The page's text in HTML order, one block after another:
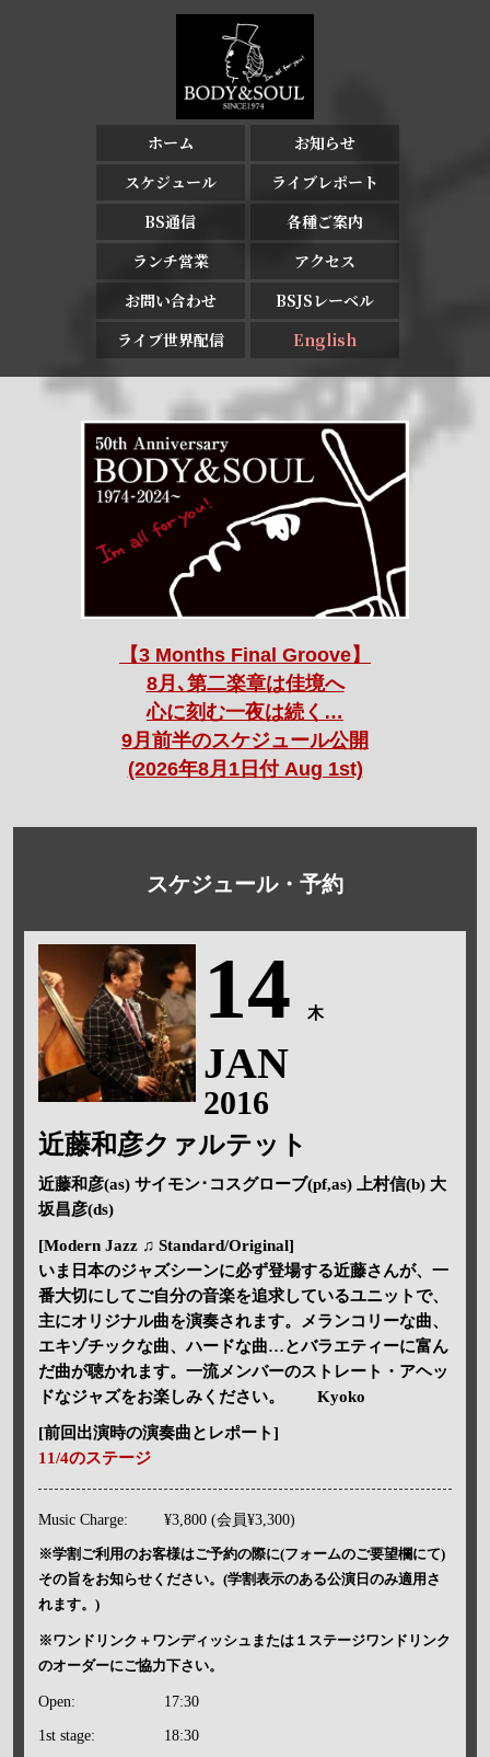
ホーム
お知らせ
スケジュール
ライブレポート
BS通信
各種ご案内
ランチ営業
アクセス
お問い合わせ
BSJSレーベル
ライブ世界配信
English
【3 Months Final Groove】
8月､第二楽章は佳境へ
心に刻む一夜は続く…
9月前半のスケジュール公開
(2026年8月1日付 Aug 1st)
スケジュール・予約
14 木
JAN
2016
近藤和彦クァルテット
近藤和彦(as) サイモン･コスグローブ(pf,as) 上村信(b) 大
坂昌彦(ds)
[Modern Jazz ♫ Standard/Original]
いま日本のジャズシーンに必ず登場する近藤さんが、一
番大切にしてご自分の音楽を追求しているユニットで、
主にオリジナル曲を演奏されます。メランコリーな曲、
エキゾチックな曲、ハードな曲…とバラエティーに富ん
だ曲が聴かれます。一流メンバーのストレート・アヘッ
ドなジャズをお楽しみください。 Kyoko
[前回出演時の演奏曲とレポート]
11/4のステージ
Music Charge: ¥3,800 (会員¥3,300)
※学割ご利用のお客様はご予約の際に(フォームのご要望欄にて)
その旨をお知らせください。(学割表示のある公演日のみ適用さ
れます。)
※ワンドリンク＋ワンディッシュまたは１ステージワンドリンク
のオーダーにご協力下さい。
Open: 17:30
1st stage: 18:30